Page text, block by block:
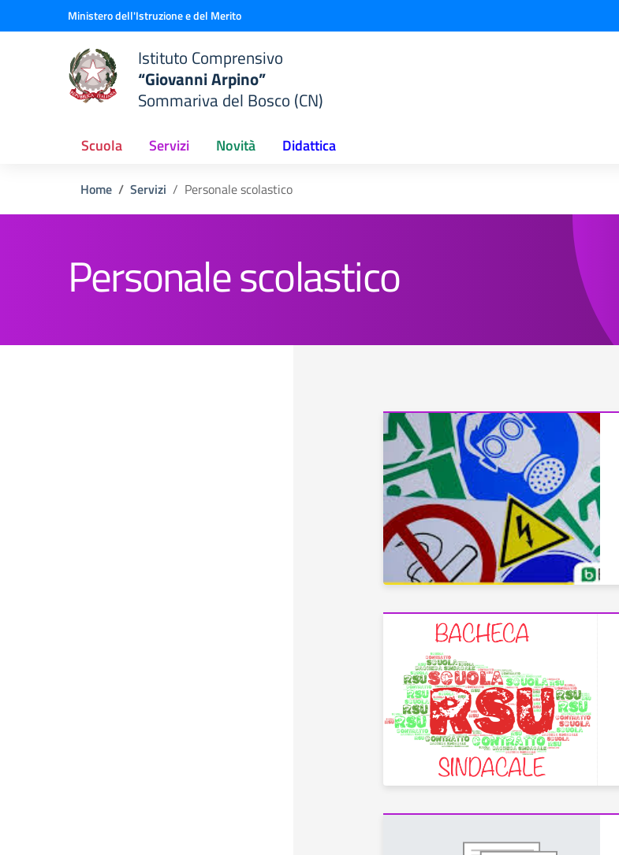
Vai ai contenuti
Vai al menu di navigazioneMinistero dell'Istruzione e del Merito
Istituto Comprensivo
“Giovanni Arpino”
Sommariva del Bosco (CN)
Scuola Servizi Novità Didattica
Home Servizi Personale scolastico
Personale scolastico